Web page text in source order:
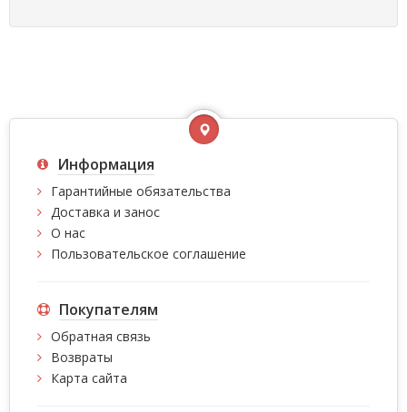
Информация
Гарантийные обязательства
Доставка и занос
О нас
Пользовательское соглашение
Покупателям
Обратная связь
Возвраты
Карта сайта